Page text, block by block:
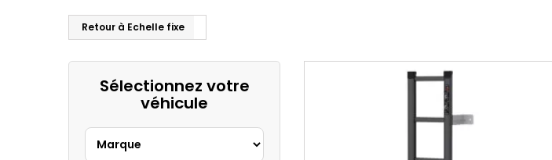
Retour à Echelle fixe
Sélectionnez votre
véhicule